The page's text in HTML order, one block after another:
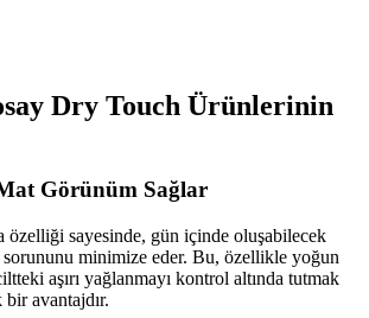
Dry Touch Ürünlerinin
Görünüm Sağlar
özelliği sayesinde, gün içinde oluşabilecek
sorununu minimize eder. Bu, özellikle yoğun
aşırı yağlanmayı kontrol altında tutmak
avantajdır.